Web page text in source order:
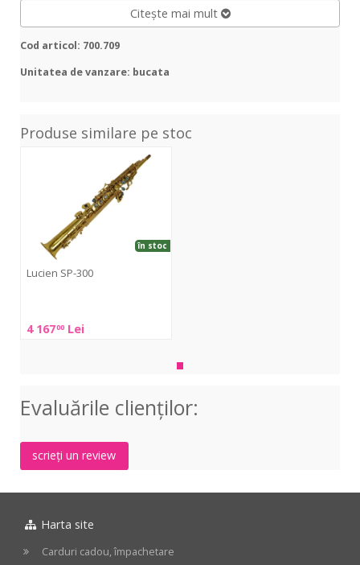
Citește mai mult
Cod articol: 700.709
Unitatea de vanzare: bucata
Produse similare pe stoc
Lucien SP-300
4 16700 Lei
în stoc
SP-
Evaluările clienţilor:
scrieți un review
Harta site
Carduri cadou, împachetare